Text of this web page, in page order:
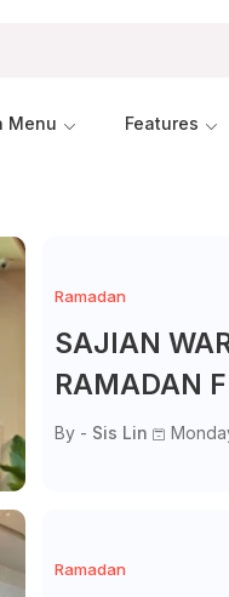
Menu Features
Ramadan
SAJIAN
RAMADAN
VALLEY
By - Sis Lin
Ramadan